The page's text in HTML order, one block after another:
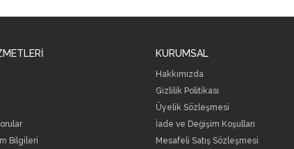
Bilgileri
KURUMSAL
Hakkımızda
Gizlilik Politikası
Üyelik Sözleşmesi
İade ve Değişim Koşulları
Mesafeli Satış Sözleşmesi